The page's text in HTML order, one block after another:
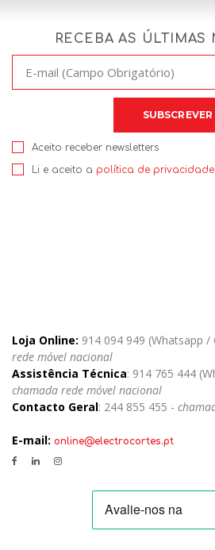
RECEBA AS ÚLTIMAS
Aceito receber newsletters
Li e aceito a política de privacidade
Loja Online: 914 094 949 (Whatsapp /
rede móvel nacional
Assistência Técnica: 914 765 444
chamada rede móvel nacional
Contacto Geral: 244 855 455 -
E-mail: online@electrocortes.pt